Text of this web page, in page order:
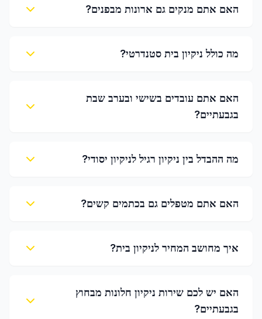
האם אתם מנקים גם ארונות מבפנים?
מה כולל ניקיון בית סטנדרטי?
האם אתם עובדים בשישי ובערב שבת
בגבעתיים?
מה ההבדל בין ניקיון רגיל לניקיון יסודי?
האם אתם מטפלים גם בכתמים קשים?
איך מחושב המחיר לניקיון בית?
האם יש לכם שירות ניקיון חלונות מבחוץ
בגבעתיים?